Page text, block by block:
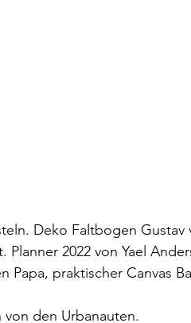
Deko Faltbogen Gustav
2022 von Yael
Papa, praktischer Canvas
den Urbanauten.